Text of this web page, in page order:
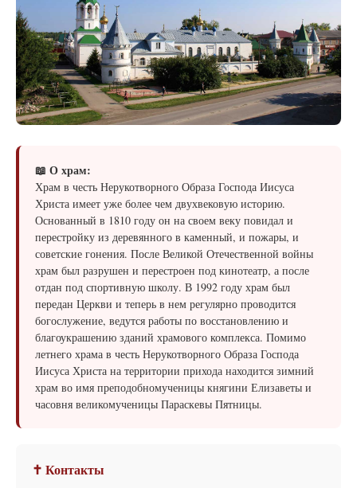
📖 О храм:
Храм в честь Нерукотворного Образа Господа Иисуса
Христа имеет уже более чем двухвековую историю.
Основанный в 1810 году он на своем веку повидал и
перестройку из деревянного в каменный, и пожары, и
советские гонения. После Великой Отечественной войны
храм был разрушен и перестроен под кинотеатр, а после
отдан под спортивную школу. В 1992 году храм был
передан Церкви и теперь в нем регулярно проводится
богослужение, ведутся работы по восстановлению и
благоукрашению зданий храмового комплекса. Помимо
летнего храма в честь Нерукотворного Образа Господа
Иисуса Христа на территории прихода находится зимний
храм во имя преподобномученицы княгини Елизаветы и
часовня великомученицы Параскевы Пятницы.
✝ Контакты